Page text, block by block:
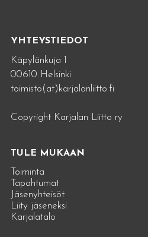
YHTEYSTIEDOT
Käpylänkuja 1
00610 Helsinki
toimisto(at)karjalanliitto.fi
Copyright Karjalan Liitto ry
TULE MUKAAN
Toiminta
Tapahtumat
Jäsenyhteisöt
Liity jäseneksi
Karjalatalo